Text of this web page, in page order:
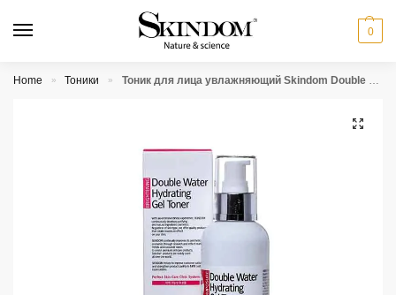
0
Home » Тоники » Тоник для лица увлажняющий Skindom Double Water Hydrating Gel Toner